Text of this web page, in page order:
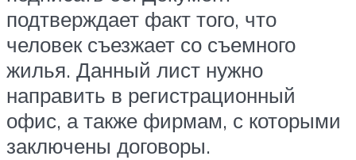
подтверждает факт того, что
человек съезжает со съемного
жилья. Данный лист нужно
направить в регистрационный
офис, а также фирмам, с которыми
заключены договоры.